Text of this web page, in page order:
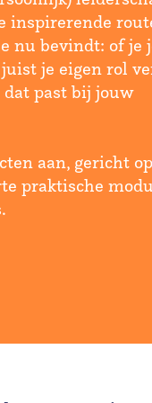
inspirerende
nu bevindt: of je
je eigen rol
past bij jouw
aan, gericht
praktische